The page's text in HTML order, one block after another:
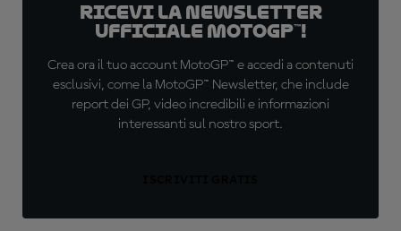
Ricevi la newsletter
ufficiale MotoGP™!
Crea ora il tuo account MotoGP™ e accedi a contenuti
esclusivi, come la MotoGP™ Newsletter, che include
report dei GP, video incredibili e informazioni
interessanti sul nostro sport.